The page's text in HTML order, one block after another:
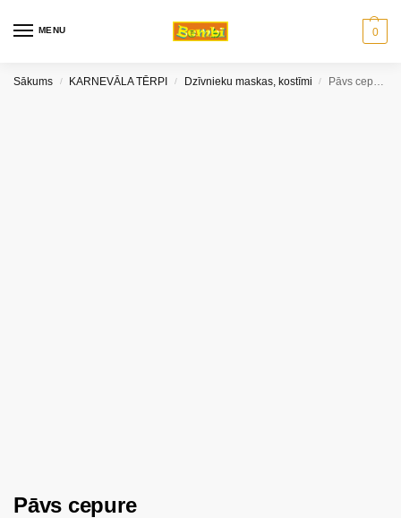
MENU 0
Sākums / KARNEVĀLA TĒRPI / Dzīvnieku maskas, kostīmi / Pāvs cepure
Pāvs cepure